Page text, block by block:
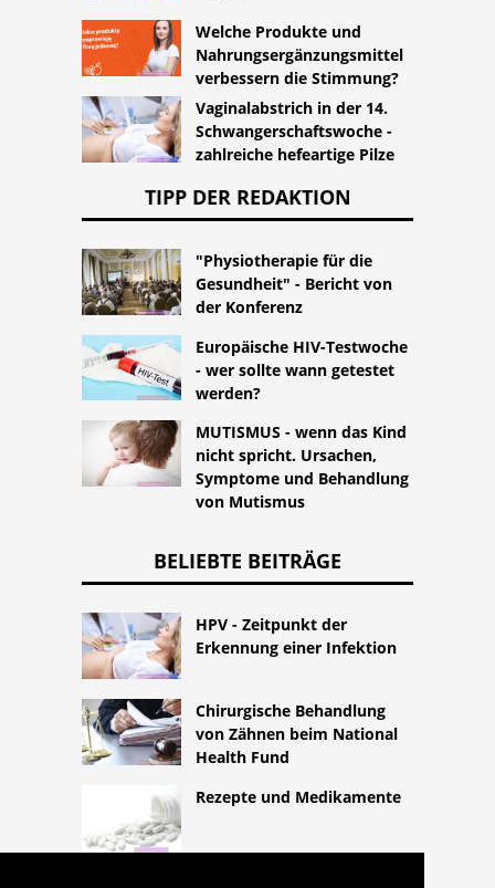
Welche Produkte und
Nahrungsergänzungsmittel
verbessern die Stimmung?
Vaginalabstrich in der 14.
Schwangerschaftswoche -
zahlreiche hefeartige Pilze
TIPP DER REDAKTION
"Physiotherapie für die
Gesundheit" - Bericht von
der Konferenz
Europäische HIV-Testwoche
- wer sollte wann getestet
werden?
MUTISMUS - wenn das Kind
nicht spricht. Ursachen,
Symptome und Behandlung
von Mutismus
BELIEBTE BEITRÄGE
HPV - Zeitpunkt der
Erkennung einer Infektion
Chirurgische Behandlung
von Zähnen beim National
Health Fund
Rezepte und Medikamente